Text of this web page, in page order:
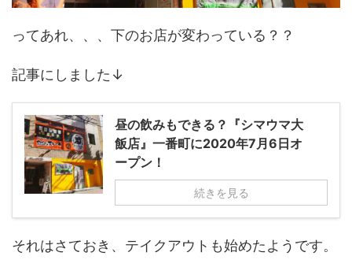
ってあれ、、、下のお店が変わっている？？
記事にしました↓
昼の飲みもできる？『シマウマ大
飯店』一番町に2020年7月6日オ
ープン！
続きを見る
それはさておき、テイクアウトも始めたようです。